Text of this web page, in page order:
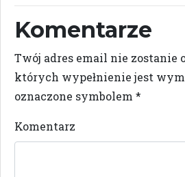
Komentarze
Twój adres email nie zostanie
których wypełnienie jest
oznaczone symbolem *
Komentarz